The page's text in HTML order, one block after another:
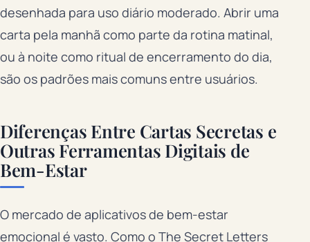
desenhada para uso diário moderado. Abrir uma
carta pela manhã como parte da rotina matinal,
ou à noite como ritual de encerramento do dia,
são os padrões mais comuns entre usuários.
Diferenças Entre Cartas Secretas e
Outras Ferramentas Digitais de
Bem-Estar
O mercado de aplicativos de bem-estar
emocional é vasto. Como o The Secret Letters